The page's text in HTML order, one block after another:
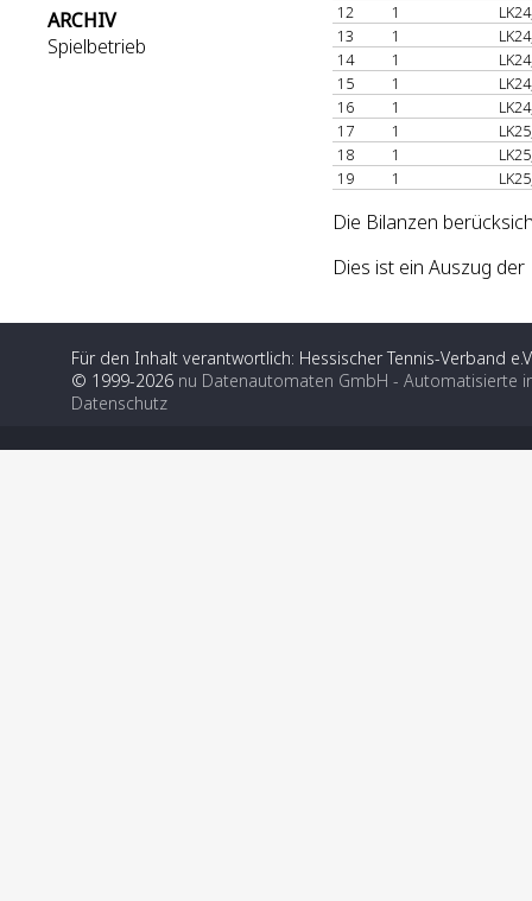
ARCHIV
Spielbetrieb
12
1
13
1
14
1
15
1
16
1
17
1
18
1
19
1
Die Bilanzen
Dies ist ein Auszug
Für den Inhalt verantwortlich: Hessischer Tennis-Verband
© 1999-2026 nu Datenautomaten GmbH - Automatisierte
Datenschutz